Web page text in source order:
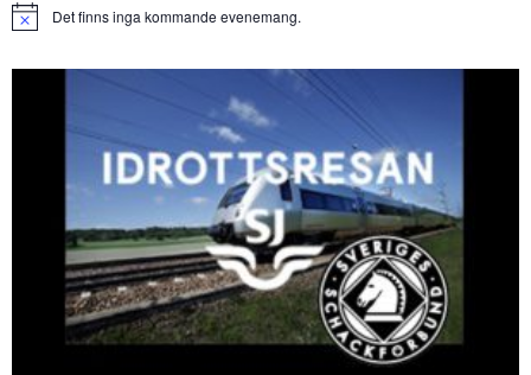
Notice Det finns inga kommande evenemang.